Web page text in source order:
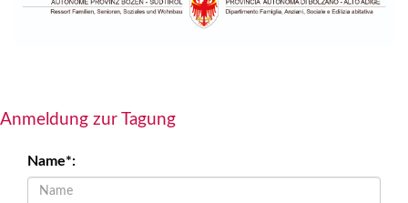
Anmeldung zur Tagung
Name*: